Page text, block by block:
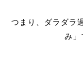
つまり、ダラダラ
み」